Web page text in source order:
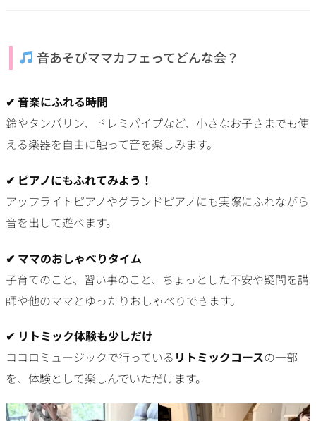
音あそびママカフェってどんな会？
✔ 音楽にふれる時間
鈴やタンバリン、ドレミパイプなど、小さなお子さまでも使
える楽器を自由に触って音を楽しみます。
✔ ピアノにもふれてみよう！
アップライトピアノやグランドピアノにも実際にふれながら
音を出して遊べます。
✔ ママのおしゃべりタイム
子育てのこと、習い事のこと、ちょっとした不安や疑問を講
師や他のママとゆったりおしゃべりできます。
✔ リトミック体験も少しだけ
ココロミュージックで行っている リトミックコースの一部
を、体験として楽しんでいただけます。